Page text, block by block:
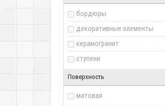
бордюры
декоративные элементы
керамогранит
ступени
Поверхность
матовая